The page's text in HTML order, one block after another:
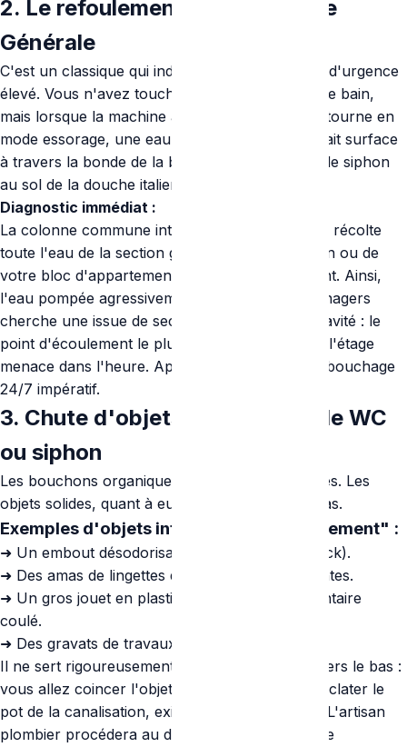
2. Le refoulement croisé : Alerte
Générale
C'est un classique qui induit toujours un niveau d'urgence
élevé. Vous n'avez touché à rien dans la salle de bain,
mais lorsque la machine à laver de la chambre tourne en
mode essorage, une eau grises et mousseuse fait surface
à travers la bonde de la baignoire ou, pire, par le siphon
au sol de la douche italienne.
Diagnostic immédiat :
La colonne commune interne (le gros tuyau qui récolte
toute l'eau de la section gauche de votre maison ou de
votre bloc d'appartement) est bloquée en amont. Ainsi,
l'eau pompée agressivement par les électroménagers
cherche une issue de secours par facilité de gravité : le
point d'écoulement le plus bas. L'inondation de l'étage
menace dans l'heure. Appel de la société de débouchage
24/7 impératif.
3. Chute d'objets solides dans le WC
ou siphon
Les bouchons organiques (papiers) sont souples. Les
objets solides, quant à eux, ne se compresse pas.
Exemples d'objets intraitables "chimiquement" :
➜ Un embout désodorisant de cuvette (Rim block).
➜ Des amas de lingettes démaquillantes résistantes.
➜ Un gros jouet en plastique ou du matériel dentaire
coulé.
➜ Des gravats de travaux ou ciment coulé.
Il ne sert rigoureusement à rien de ventouser vers le bas :
vous allez coincer l'objet dur plus loin et faire éclater le
pot de la canalisation, exigeant d'ouvrir le mur. L'artisan
plombier procédera au désassemblage physique